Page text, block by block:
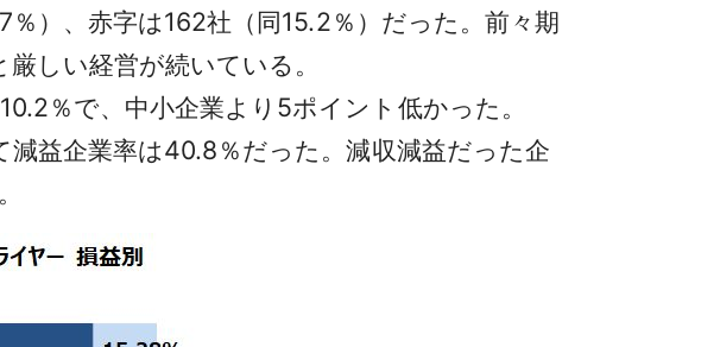
）、赤字は162社（同15.2％）だった。前々期
しい経営が続いている。
％で、中小企業より5ポイント低かった。
益企業率は40.8％だった。減収減益だった企